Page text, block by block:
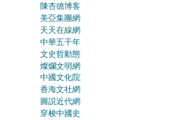
陳杏德博客
美亞集團網
天天在線網
中華五千年
文史哲動態
燦爛文明網
中國文化院
香海文社網
圖説近代網
穿梭中國史